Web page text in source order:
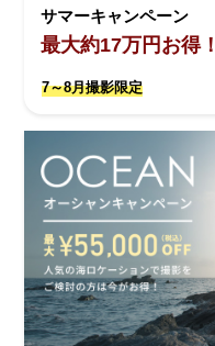
サマーキャンペーン
最大約17万円お得！
7～8月撮影限定